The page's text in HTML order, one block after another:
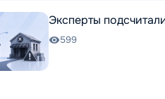
Эксперты
599